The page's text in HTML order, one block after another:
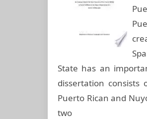
State has an
dissertation
Puerto Rican and
two